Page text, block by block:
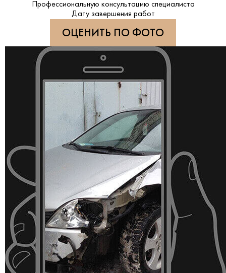
Профессиональную консультацию специалиста
Дату завершения работ
ОЦЕНИТЬ ПО ФОТО